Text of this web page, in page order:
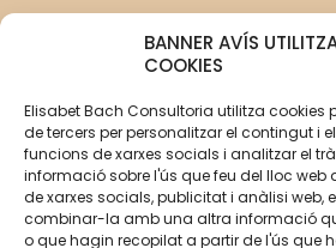
BANNER AVÍS
COOKIES
Elisabet Bach Consultoria utilitza cookies
de tercers per personalitzar el contingut i
funcions de xarxes socials i analitzar el
informació sobre l'ús que feu del lloc web
de xarxes socials, publicitat i anàlisi web,
combinar-la amb una altra informació
o que hagin recopilat a partir de l'ús que